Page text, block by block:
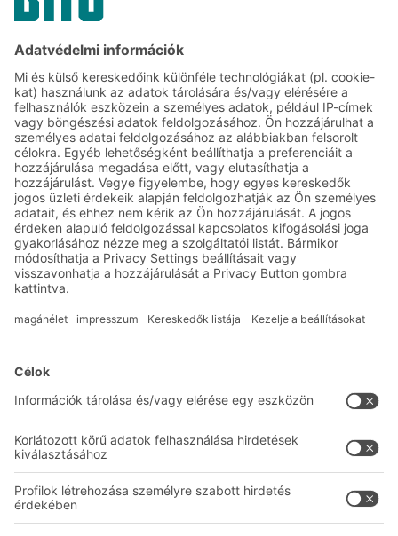
összecsukható konténerekkel kiegészítve
segítik a Siemens vállalatot céljai
elérésében.
Intralogisztikai megoldások
Állványrendszerek
Közlekedési rendszerek
BITO szolgáltatások
Tanácsadás és szolgáltatás